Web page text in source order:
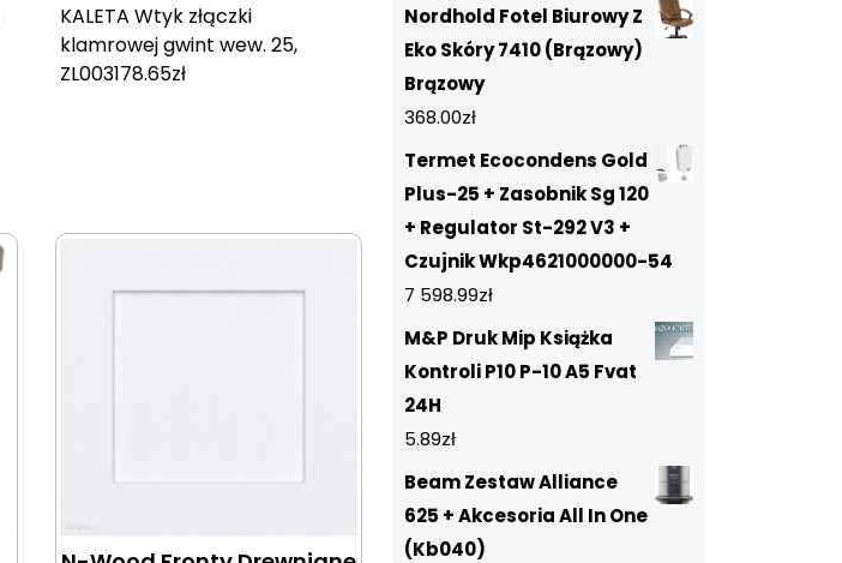
KALETA Wtyk złączki
klamrowej gwint wew. 25,
ZL003178.65zł
Nordhold Fotel Biurowy Z
Eko Skóry 7410 (Brązowy)
Brązowy
368.00zł
Termet Ecocondens Gold
Plus-25 + Zasobnik Sg 120
+ Regulator St-292 V3 +
Czujnik Wkp4621000000-54
7 598.99zł
M&P Druk Mip Książka
Kontroli P10 P-10 A5 Fvat
24H
5.89zł
Beam Zestaw Alliance
625 + Akcesoria All In One
(Kb040)